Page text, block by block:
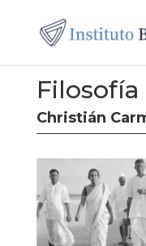
Christián